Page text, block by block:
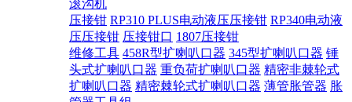
滚沟机
压接钳 RP310 PLUS电动液压压接钳 RP340电动液
压压接钳 压接钳口 1807压接钳
维修工具 458R型扩喇叭口器 345型扩喇叭口器 锤
头式扩喇叭口器 重负荷扩喇叭口器 精密非棘轮式
扩喇叭口器 精密棘轮式扩喇叭口器 薄管胀管器 胀